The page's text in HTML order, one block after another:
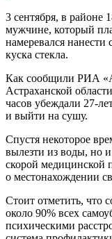
3 сентября, в
мужчине, который
намеревался
куска стекла.
Как сообщили РИА
Астраханской
часов убеждали 27-
и выйти на сушу.
Спустя некоторое
вылезти из воды, но
скорой медицинской
о местонахождении
Стоит отметить, что
около 90% всех
психическими